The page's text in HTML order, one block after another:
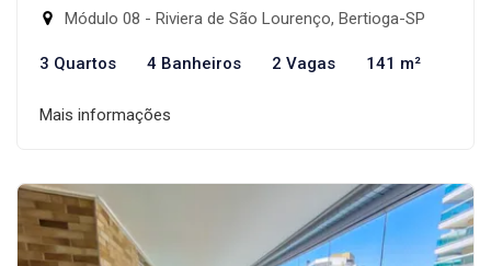
Módulo 08 - Riviera de São Lourenço, Bertioga-SP
3 Quartos 4 Banheiros 2 Vagas 141 m²
Mais informações